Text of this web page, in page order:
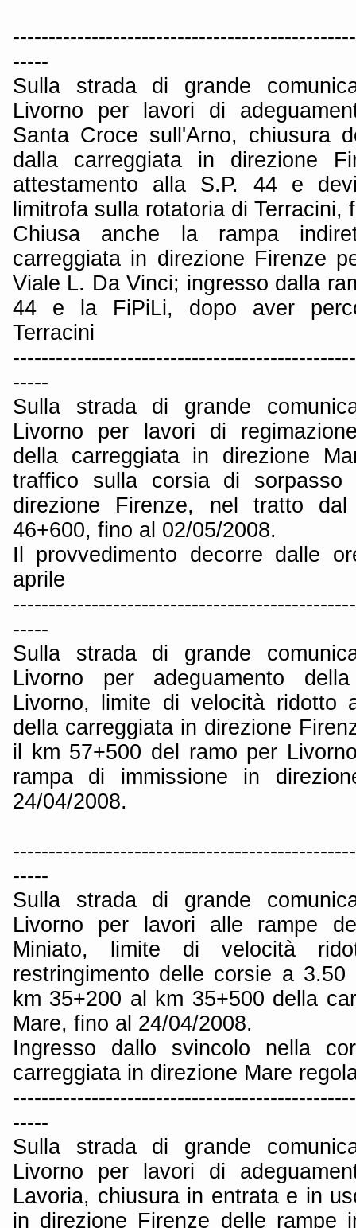
-----
Sulla strada di grande
Livorno per lavori di
Santa Croce sull'Arno, chiusura
dalla carreggiata in direzione
attestamento alla S.P. 44 e
limitrofa sulla rotatoria di Terracini,
Chiusa anche la rampa
carreggiata in direzione Firenze
Viale L. Da Vinci; ingresso dalla
44 e la FiPiLi, dopo aver
Terracini
-----
Sulla strada di grande
Livorno per lavori di
della carreggiata in direzione
traffico sulla corsia di sorpasso
direzione Firenze, nel tratto
46+600, fino al 02/05/2008.
Il provvedimento decorre dalle
aprile
-----
Sulla strada di grande
Livorno per adeguamento
Livorno, limite di velocità ridotto
della carreggiata in direzione
il km 57+500 del ramo per
rampa di immissione in
24/04/2008.
-----
Sulla strada di grande
Livorno per lavori alle rampe
Miniato, limite di velocità
restringimento delle corsie a
km 35+200 al km 35+500 della
Mare, fino al 24/04/2008.
Ingresso dallo svincolo nella
carreggiata in direzione Mare
-----
Sulla strada di grande
Livorno per lavori di
Lavoria, chiusura in entrata e in
in direzione Firenze delle rampe